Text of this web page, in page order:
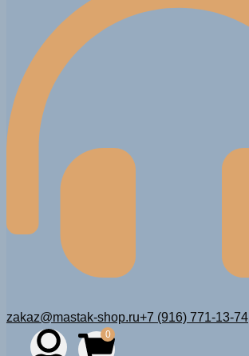
zakaz@mastak-shop.ru+7 (916) 771-13-74
0